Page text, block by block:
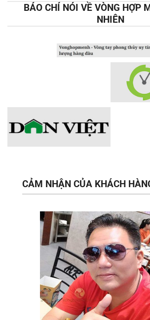
BÁO CHÍ NÓI VỀ VÒNG HỢP
NHIÊN
CẢM NHẬN CỦA KHÁCH